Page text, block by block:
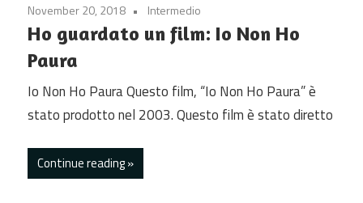
November 20, 2018 Intermedio
Ho guardato un film: Io Non Ho
Paura
Io Non Ho Paura Questo film, “Io Non Ho Paura” è
stato prodotto nel 2003. Questo film è stato diretto
Continue reading